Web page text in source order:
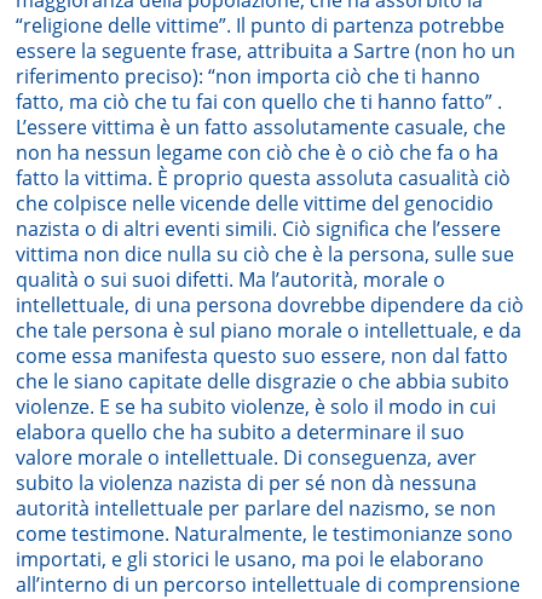
“religione delle vittime”. Il punto di partenza potrebbe
essere la seguente frase, attribuita a Sartre (non ho un
riferimento preciso): “non importa ciò che ti hanno
fatto, ma ciò che tu fai con quello che ti hanno fatto” .
L’essere vittima è un fatto assolutamente casuale, che
non ha nessun legame con ciò che è o ciò che fa o ha
fatto la vittima. È proprio questa assoluta casualità ciò
che colpisce nelle vicende delle vittime del genocidio
nazista o di altri eventi simili. Ciò significa che l’essere
vittima non dice nulla su ciò che è la persona, sulle sue
qualità o sui suoi difetti. Ma l’autorità, morale o
intellettuale, di una persona dovrebbe dipendere da ciò
che tale persona è sul piano morale o intellettuale, e da
come essa manifesta questo suo essere, non dal fatto
che le siano capitate delle disgrazie o che abbia subito
violenze. E se ha subito violenze, è solo il modo in cui
elabora quello che ha subito a determinare il suo
valore morale o intellettuale. Di conseguenza, aver
subito la violenza nazista di per sé non dà nessuna
autorità intellettuale per parlare del nazismo, se non
come testimone. Naturalmente, le testimonianze sono
importati, e gli storici le usano, ma poi le elaborano
all’interno di un percorso intellettuale di comprensione